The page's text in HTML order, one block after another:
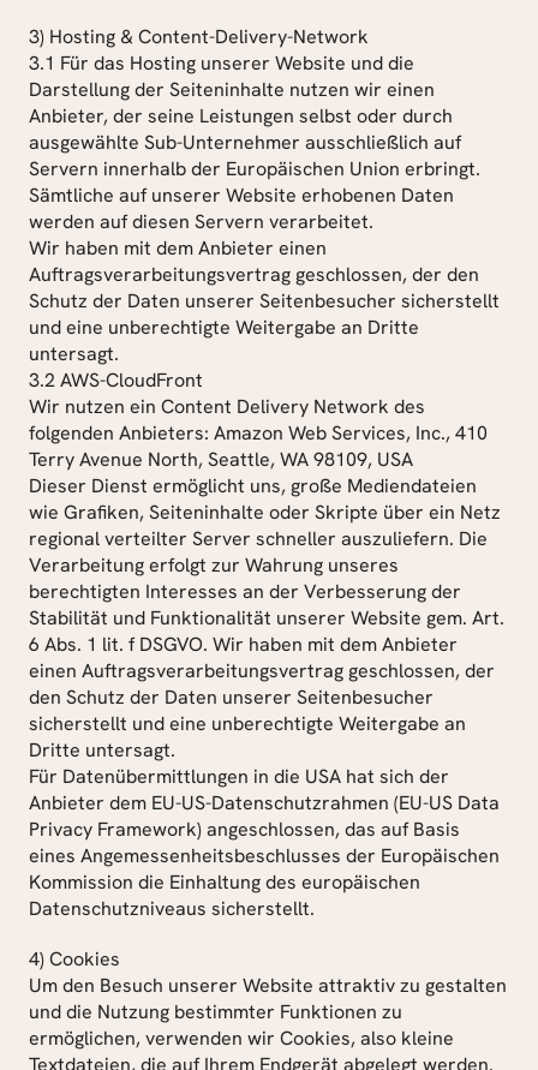
3) Hosting & Content-Delivery-Network
3.1 Für das Hosting unserer Website und die
Darstellung der Seiteninhalte nutzen wir einen
Anbieter, der seine Leistungen selbst oder durch
ausgewählte Sub-Unternehmer ausschließlich auf
Servern innerhalb der Europäischen Union erbringt.
Sämtliche auf unserer Website erhobenen Daten
werden auf diesen Servern verarbeitet.
Wir haben mit dem Anbieter einen
Auftragsverarbeitungsvertrag geschlossen, der den
Schutz der Daten unserer Seitenbesucher sicherstellt
und eine unberechtigte Weitergabe an Dritte
untersagt.
3.2 AWS-CloudFront
Wir nutzen ein Content Delivery Network des
folgenden Anbieters: Amazon Web Services, Inc., 410
Terry Avenue North, Seattle, WA 98109, USA
Dieser Dienst ermöglicht uns, große Mediendateien
wie Grafiken, Seiteninhalte oder Skripte über ein Netz
regional verteilter Server schneller auszuliefern. Die
Verarbeitung erfolgt zur Wahrung unseres
berechtigten Interesses an der Verbesserung der
Stabilität und Funktionalität unserer Website gem. Art.
6 Abs. 1 lit. f DSGVO. Wir haben mit dem Anbieter
einen Auftragsverarbeitungsvertrag geschlossen, der
den Schutz der Daten unserer Seitenbesucher
sicherstellt und eine unberechtigte Weitergabe an
Dritte untersagt.
Für Datenübermittlungen in die USA hat sich der
Anbieter dem EU-US-Datenschutzrahmen (EU-US Data
Privacy Framework) angeschlossen, das auf Basis
eines Angemessenheitsbeschlusses der Europäischen
Kommission die Einhaltung des europäischen
Datenschutzniveaus sicherstellt.
4) Cookies
Um den Besuch unserer Website attraktiv zu gestalten
und die Nutzung bestimmter Funktionen zu
ermöglichen, verwenden wir Cookies, also kleine
Textdateien, die auf Ihrem Endgerät abgelegt werden.